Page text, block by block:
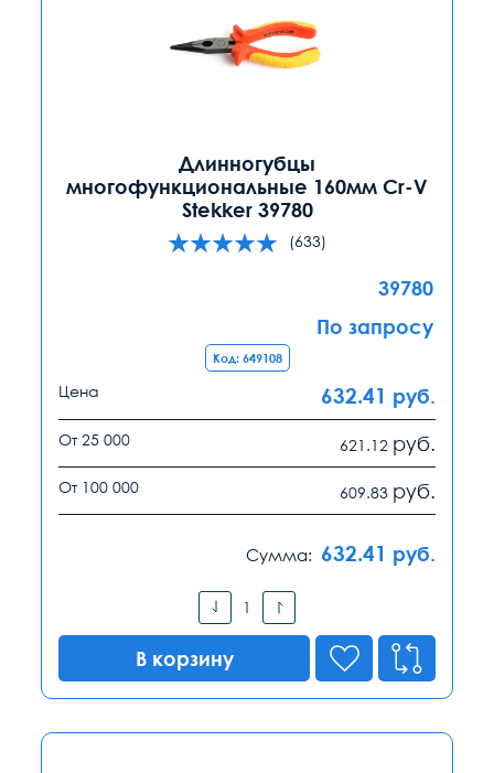
Длинногубцы
многофункциональные 160мм Cr-V
Stekker 39780
(633)
39780
По запросу
Код: 649108
Цена 632.41 руб.
От 25 000 621.12 руб.
От 100 000 609.83 руб.
Сумма: 632.41 руб.
В корзину